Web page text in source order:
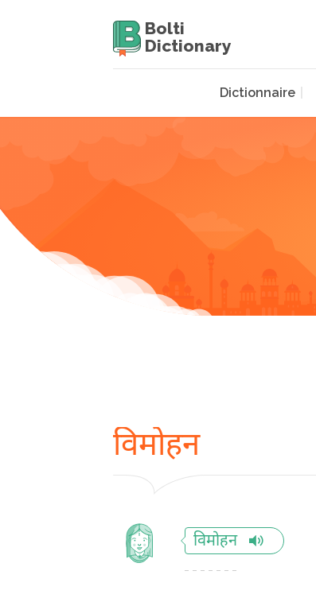
Bolti
Dictionary
Dictionnaire
विमोहन
विमोहन